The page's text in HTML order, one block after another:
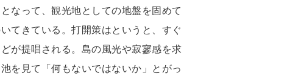
なって、観光地としての地盤を固めて
てきている。打開策はというと、すぐ
が提唱される。島の風光や寂寥感を求
を見て「何もないではないか」とがっ